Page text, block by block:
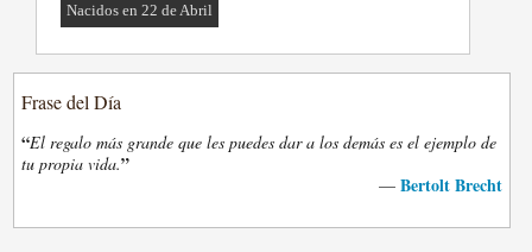
Nacidos en 22 de Abril
Frase del Día
“El regalo más grande que les puedes dar a los demás es el ejemplo de
tu propia vida.”
— Bertolt Brecht